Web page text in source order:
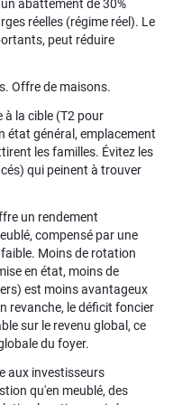
abattement de 30%
réelles (régime réel). Le
peut réduire
Offre de maisons.
la cible (T2 pour
état général, emplacement
les familles. Évitez les
qui peinent à trouver
un rendement
compensé par une
Moins de rotation
en état, moins de
est moins avantageux
revanche, le déficit foncier
sur le revenu global, ce
du foyer.
aux investisseurs
qu'en meublé, des